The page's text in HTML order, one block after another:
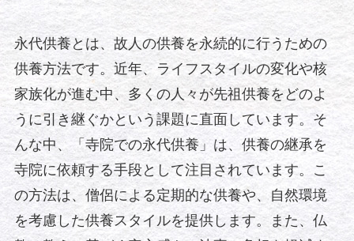
永代供養とは、故人の供養を永続的に行うための
供養方法です。近年、ライフスタイルの変化や核
家族化が進む中、多くの人々が先祖供養をどのよ
うに引き継ぐかという課題に直面しています。そ
んな中、「寺院での永代供養」は、供養の継承を
寺院に依頼する手段として注目されています。こ
の方法は、僧侶による定期的な供養や、自然環境
を考慮した供養スタイルを提供します。また、仏